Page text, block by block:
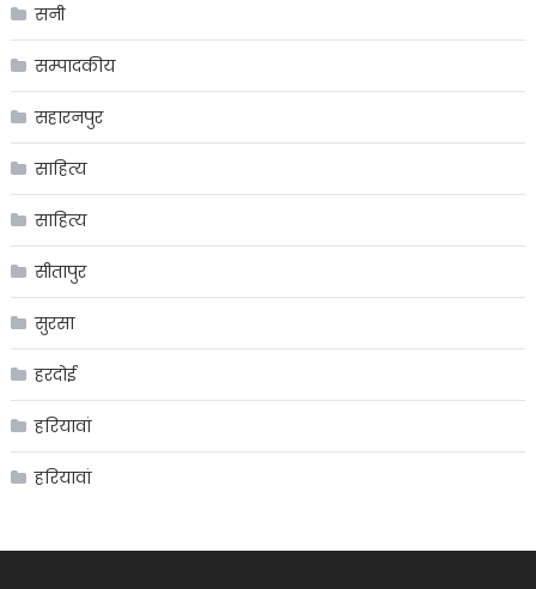
सनी
सम्पादकीय
सहारनपुर
साहित्य
साहित्य
सीतापुर
सुरसा
हरदोई
हरियावां
हरियावां